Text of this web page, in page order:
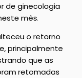
de ginecologia
mês.
o retorno
principalmente
que as
retomadas